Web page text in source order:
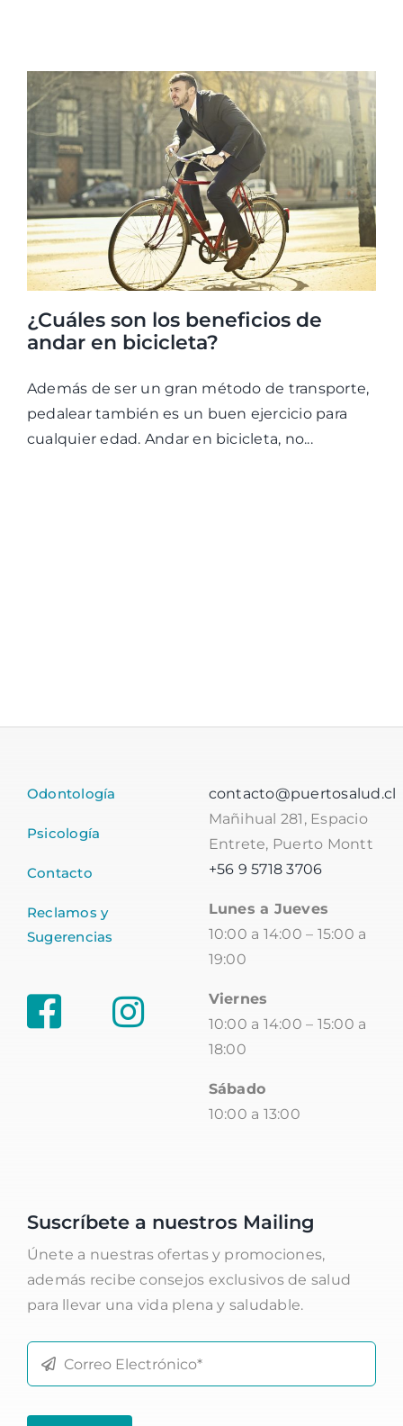
¿Cuáles son los beneficios de
andar en bicicleta?
Además de ser un gran método de transporte,
pedalear también es un buen ejercicio para
cualquier edad. Andar en bicicleta, no...
Odontología
Psicología
Contacto
Reclamos y
Sugerencias
contacto@puertosalud.cl
Mañihual 281, Espacio
Entrete, Puerto Montt
+56 9 5718 3706
Lunes a Jueves
10:00 a 14:00 – 15:00 a
19:00
Viernes
10:00 a 14:00 – 15:00 a
18:00
Sábado
10:00 a 13:00
Suscríbete a nuestros Mailing
Únete a nuestras ofertas y promociones,
además recibe consejos exclusivos de salud
para llevar una vida plena y saludable.